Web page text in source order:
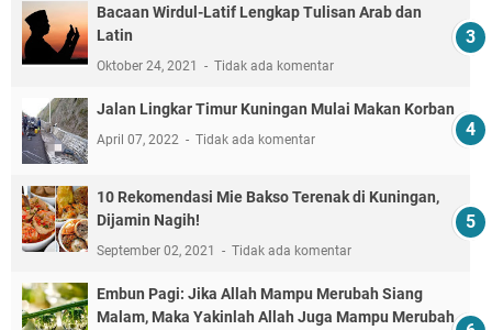
Bacaan Wirdul-Latif Lengkap Tulisan Arab dan
Latin
Oktober 24, 2021 Tidak ada komentar
Jalan Lingkar Timur Kuningan Mulai Makan Korban
April 07, 2022 Tidak ada komentar
10 Rekomendasi Mie Bakso Terenak di Kuningan,
Dijamin Nagih!
September 02, 2021 Tidak ada komentar
Embun Pagi: Jika Allah Mampu Merubah Siang
Malam, Maka Yakinlah Allah Juga Mampu Merubah